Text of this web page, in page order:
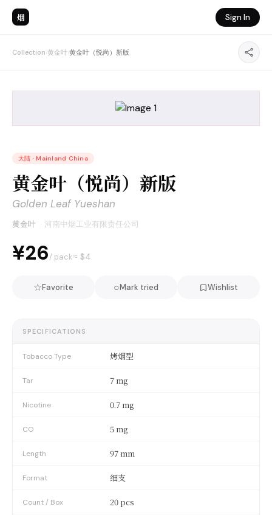
烟 Sign In
Collection›黄金叶›黄金叶（悦尚）新版
大陆 · Mainland China
黄金叶（悦尚）新版
Golden Leaf Yueshan
黄金叶 · 河南中烟工业有限责任公司
¥26/ pack≈ $4
☆Favorite ○Mark tried Wishlist
SPECIFICATIONS
Tobacco Type 烤烟型
Tar 7 mg
Nicotine 0.7 mg
CO 5 mg
Length 97 mm
Format 细支
Count / Box 20 pcs